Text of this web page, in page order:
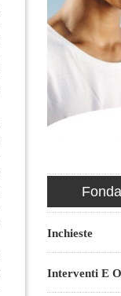
Inchieste
Interventi E